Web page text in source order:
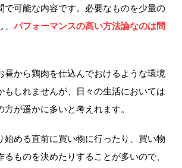
で可能な内容です。必要なものを少量の
パフォーマンスの高い方法論なのは間
昼から鶏肉を仕込んでおけるような環境
もしれませんが、日々の生活においては
が遥かに多いと考えれます。
始める直前に買い物に行ったり、買い物
るものを決めたりすることが多いので、